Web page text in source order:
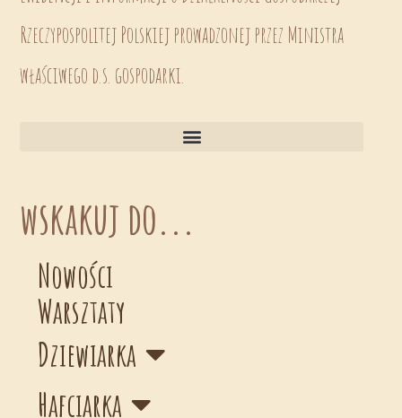
Rzeczypospolitej Polskiej prowadzonej przez Ministra
właściwego d.s. gospodarki.
wskakuj do...
Nowości
Warsztaty
Dziewiarka
Hafciarka